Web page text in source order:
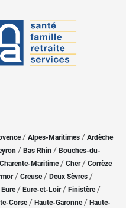
/ Alpes-Maritimes / Ardèche
/ Bas Rhin / Bouches-du-
Charente-Maritime/ Cher / Corrèze
/ Creuse/ Deux Sèvres /
Eure/ Eure-et-Loir / Finistère/
Corse/ Haute-Garonne/ Haute-